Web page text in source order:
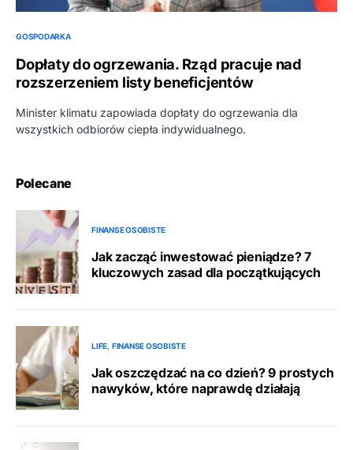
GOSPODARKA
Dopłaty do ogrzewania. Rząd pracuje nad
rozszerzeniem listy beneficjentów
Minister klimatu zapowiada dopłaty do ogrzewania dla
wszystkich odbiorów ciepła indywidualnego.
Polecane
FINANSE OSOBISTE
Jak zacząć inwestować pieniądze? 7
kluczowych zasad dla początkujących
LIFE FINANSE OSOBISTE
Jak oszczędzać na co dzień? 9 prostych
nawyków, które naprawdę działają